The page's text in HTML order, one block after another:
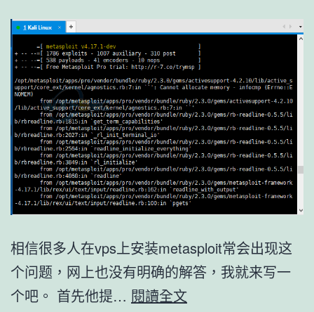
相信很多人在vps上安装metasploit常会出现这
个问题，网上也没有明确的解答，我就来写一
个吧。 首先他提… 閱讀全文